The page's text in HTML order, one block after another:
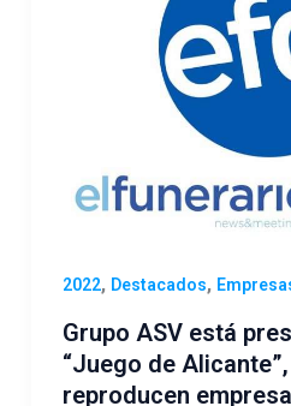
2022, Destacados,
Grupo ASV está
“Juego de
reproducen